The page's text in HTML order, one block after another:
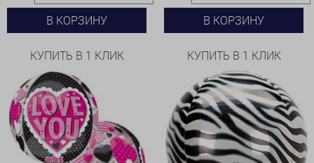
В КОРЗИНУ
КУПИТЬ В 1 КЛИК
В КОРЗИНУ
КУПИТЬ В 1 КЛИК